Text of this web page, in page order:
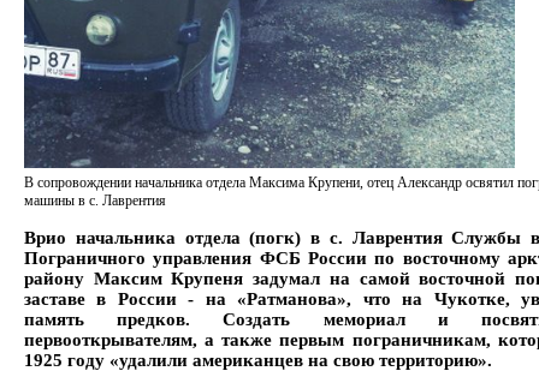
В сопровождении начальника отдела Максима Крупени, отец Александр освятил
машины в с. Лаврентия
Врио начальника отдела (погк) в с. Лаврентия Службы
Пограничного управления ФСБ России по восточному
району Максим Крупеня задумал на самой восточной
заставе в России- на «Ратманова», что на Чукотке,
память предков. Создать мемориал и
первооткрывателям, а также первым пограничникам,
1925 году «удалили американцев на свою территорию».